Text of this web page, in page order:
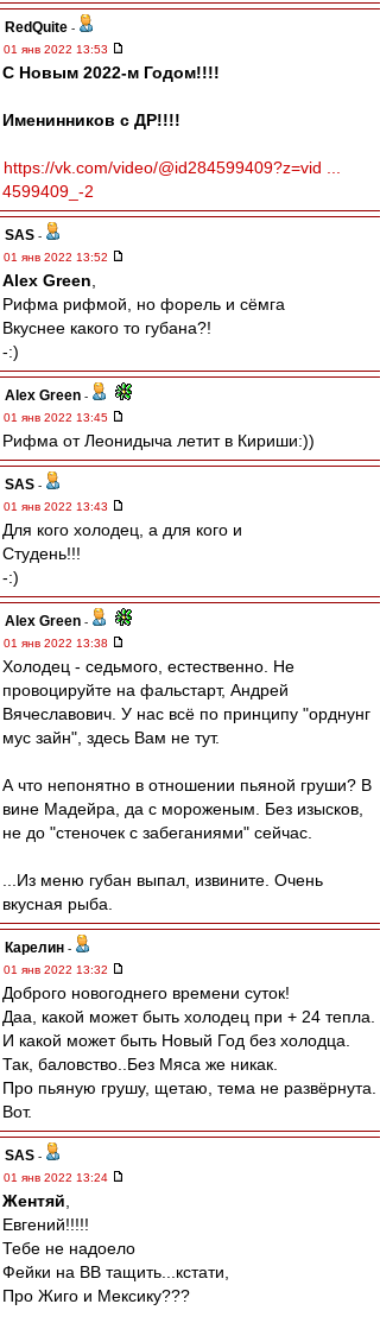
RedQuite -
01 янв 2022 13:53
С Новым 2022-м Годом!!!!
Именинников с ДР!!!!
https://vk.com/video/@id284599409?z=vid ...
4599409_-2
SAS -
01 янв 2022 13:52
Alex Green
Рифма рифмой, но форель и сёмга
Вкуснее какого то губана?!
-:)
Alex Green -
01 янв 2022 13:45
Рифма от Леонидыча летит в Кириши:))
SAS -
01 янв 2022 13:43
Для кого холодец, а для кого и
Студень!!!
-:)
Alex Green -
01 янв 2022 13:38
Холодец - седьмого, естественно. Не
провоцируйте на фальстарт, Андрей
Вячеславович. У нас всё по принципу "орднунг
мус зайн", здесь Вам не тут.
А что непонятно в отношении пьяной груши? В
вине Мадейра, да с мороженым. Без изысков,
не до "стеночек с забеганиями" сейчас.
...Из меню губан выпал, извините. Очень
вкусная рыба.
Карелин -
01 янв 2022 13:32
Доброго новогоднего времени суток!
Даа, какой может быть холодец при + 24 тепла.
И какой может быть Новый Год без холодца.
Так, баловство..Без Мяса же никак.
Про пьяную грушу, щетаю, тема не развёрнута.
Вот.
SAS -
01 янв 2022 13:24
Жентяй
Евгений!!!!!
Тебе не надоело
Фейки на ВВ тащить...кстати,
Про Жиго и Мексику???